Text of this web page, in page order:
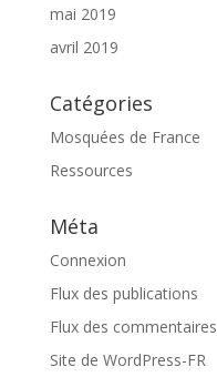
mai 2019
avril 2019
Catégories
Mosquées de France
Ressources
Méta
Connexion
Flux des publications
Flux des commentaires
Site de WordPress-FR